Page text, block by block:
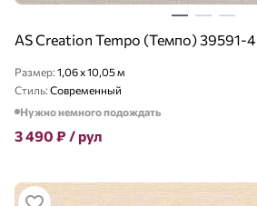
AS Creation Tempo (Темпо) 39591-4
Размер: 1,06 x 10,05 м
Стиль: Современный
Нужно немного подождать
3 490 ₽ / рул